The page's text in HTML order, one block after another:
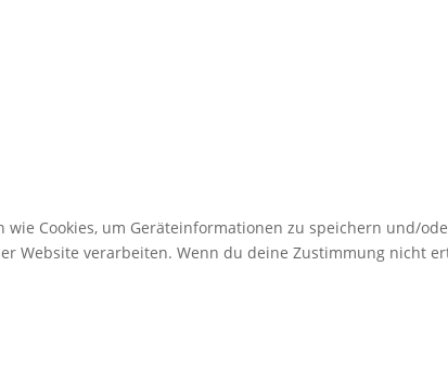
Cookies, um Geräteinformationen zu speichern und/
Website verarbeiten. Wenn du deine Zustimmung nicht